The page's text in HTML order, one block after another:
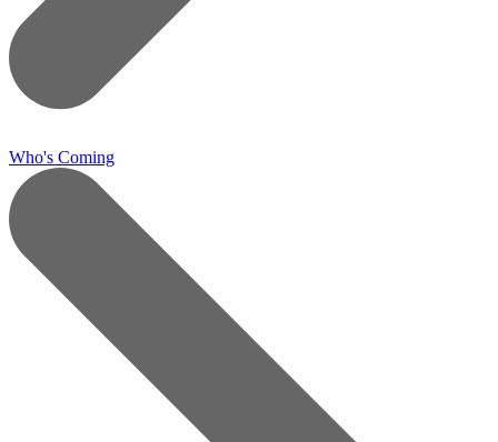
Who's Coming